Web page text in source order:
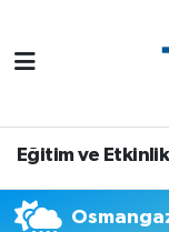
Eğitim ve
Nöbetçi